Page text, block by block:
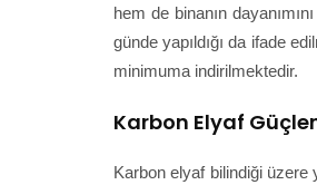
hem de binanın
günde yapıldığı da ifade
minimuma indirilmektedir.
Karbon Elyaf
Karbon elyaf bilindiği üzere